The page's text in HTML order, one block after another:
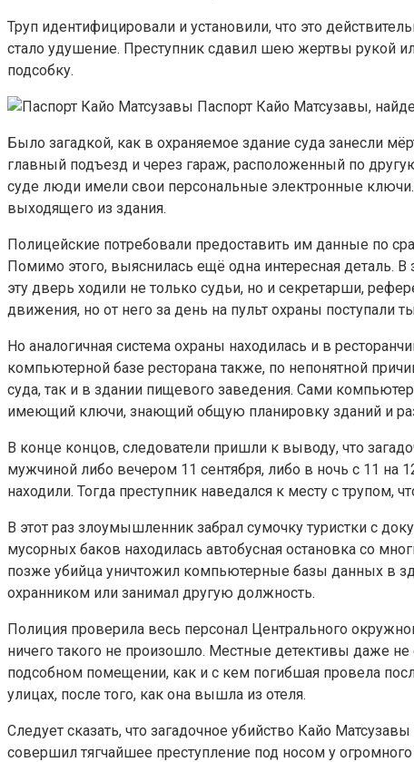
Труп идентифицировали и установили, что это
стало удушение. Преступник сдавил шею жертвы рукой
подсобку.
Паспорт Кайо Матсузавы,
Было загадкой, как в охраняемое здание суда занесли
главный подъезд и через гараж, расположенный по
суде люди имели свои персональные электронные
выходящего из здания.
Полицейские потребовали предоставить им данные по
Помимо этого, выяснилась ещё одна интересная деталь.
эту дверь ходили не только судьи, но и секретарши,
движения, но от него за день на пульт охраны поступали
Но аналогичная система охраны находилась и в
компьютерной базе ресторана также, по непонятной
суда, так и в здании пищевого заведения. Сами
имеющий ключи, знающий общую планировку зданий и
В конце концов, следователи пришли к выводу, что
мужчиной либо вечером 11 сентября, либо в ночь с 11 на
находили. Тогда преступник наведался к месту с трупом,
В этот раз злоумышленник забрал сумочку туристки с
мусорных баков находилась автобусная остановка со
позже убийца уничтожил компьютерные базы данных в
охранником или занимал другую должность.
Полиция проверила весь персонал Центрального
ничего такого не произошло. Местные детективы даже
подсобном помещении, как и с кем погибшая провела
улицах, после того, как она вышла из отеля.
Следует сказать, что загадочное убийство Кайо
совершил тягчайшее преступление под носом у